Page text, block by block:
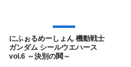
にふぉるめーしょん 機動戦士
ガンダム シールウエハース
vol.6 ～決別の鬨～